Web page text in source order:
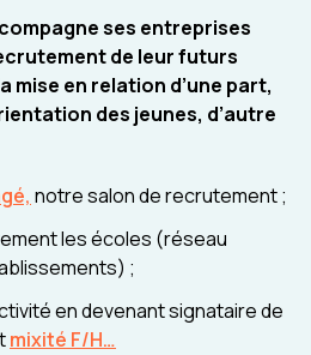
ses entreprises
de leur futurs
en relation d’une part,
des jeunes, d’autre
notre salon de recrutement ;
les écoles (réseau
;
en devenant signataire de
mixité F/H…